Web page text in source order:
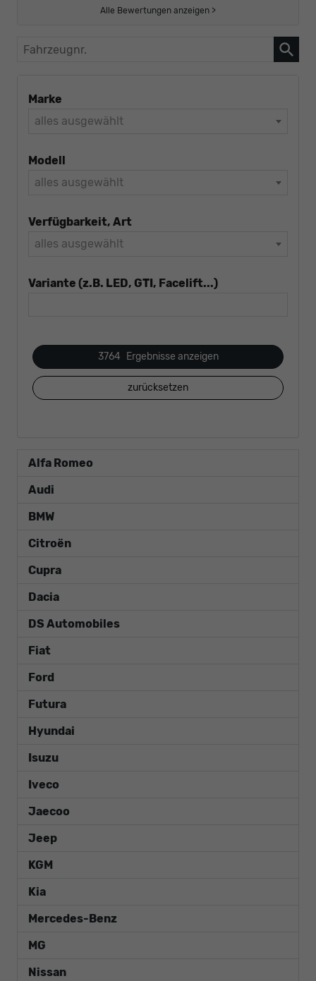
Alle Bewertungen anzeigen >
Fahrzeugnr.
Marke
alles ausgewählt
Modell
alles ausgewählt
Verfügbarkeit, Art
alles ausgewählt
Variante (z.B. LED, GTI, Facelift...)
3764 Ergebnisse anzeigen
zurücksetzen
Alfa Romeo
Audi
BMW
Citroën
Cupra
Dacia
DS Automobiles
Fiat
Ford
Futura
Hyundai
Isuzu
Iveco
Jaecoo
Jeep
KGM
Kia
Mercedes-Benz
MG
Nissan